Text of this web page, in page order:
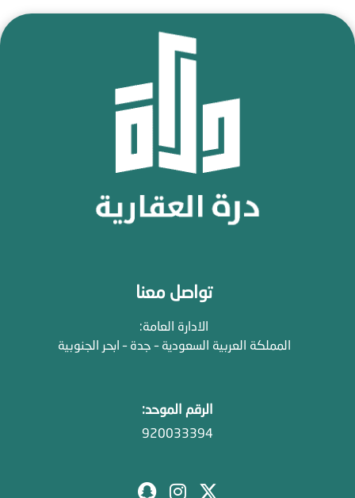
تواصل معنا
الادارة العامة:
المملكة العربية السعودية – جدة – ابحر الجنوبية
الرقم الموحد:
920033394